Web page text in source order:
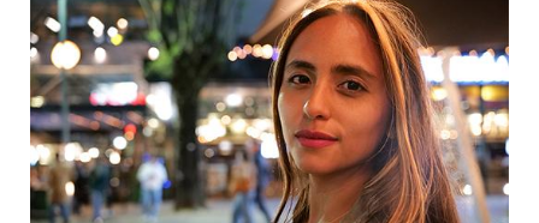
en
ligne
sur
traite
et
le
conflit
en